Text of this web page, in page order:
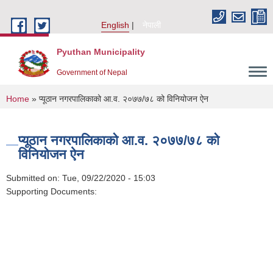
English
नेपाली
Pyuthan Municipality
Government of Nepal
You are here
Home » प्यूठान नगरपालिकाको आ.व. २०७७/७८ को विनियोजन ऐन
प्यूठान नगरपालिकाको आ.व. २०७७/७८ को
विनियोजन ऐन
Submitted on: Tue, 09/22/2020 - 15:03
Supporting Documents: